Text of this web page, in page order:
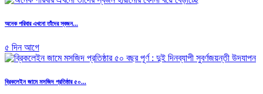
অনেক পরিবার এখনো তাঁদের স্বজন...
৫ দিন আগে
ব্রিকলেইন জামে মসজিদ প্রতিষ্ঠার ৫০...